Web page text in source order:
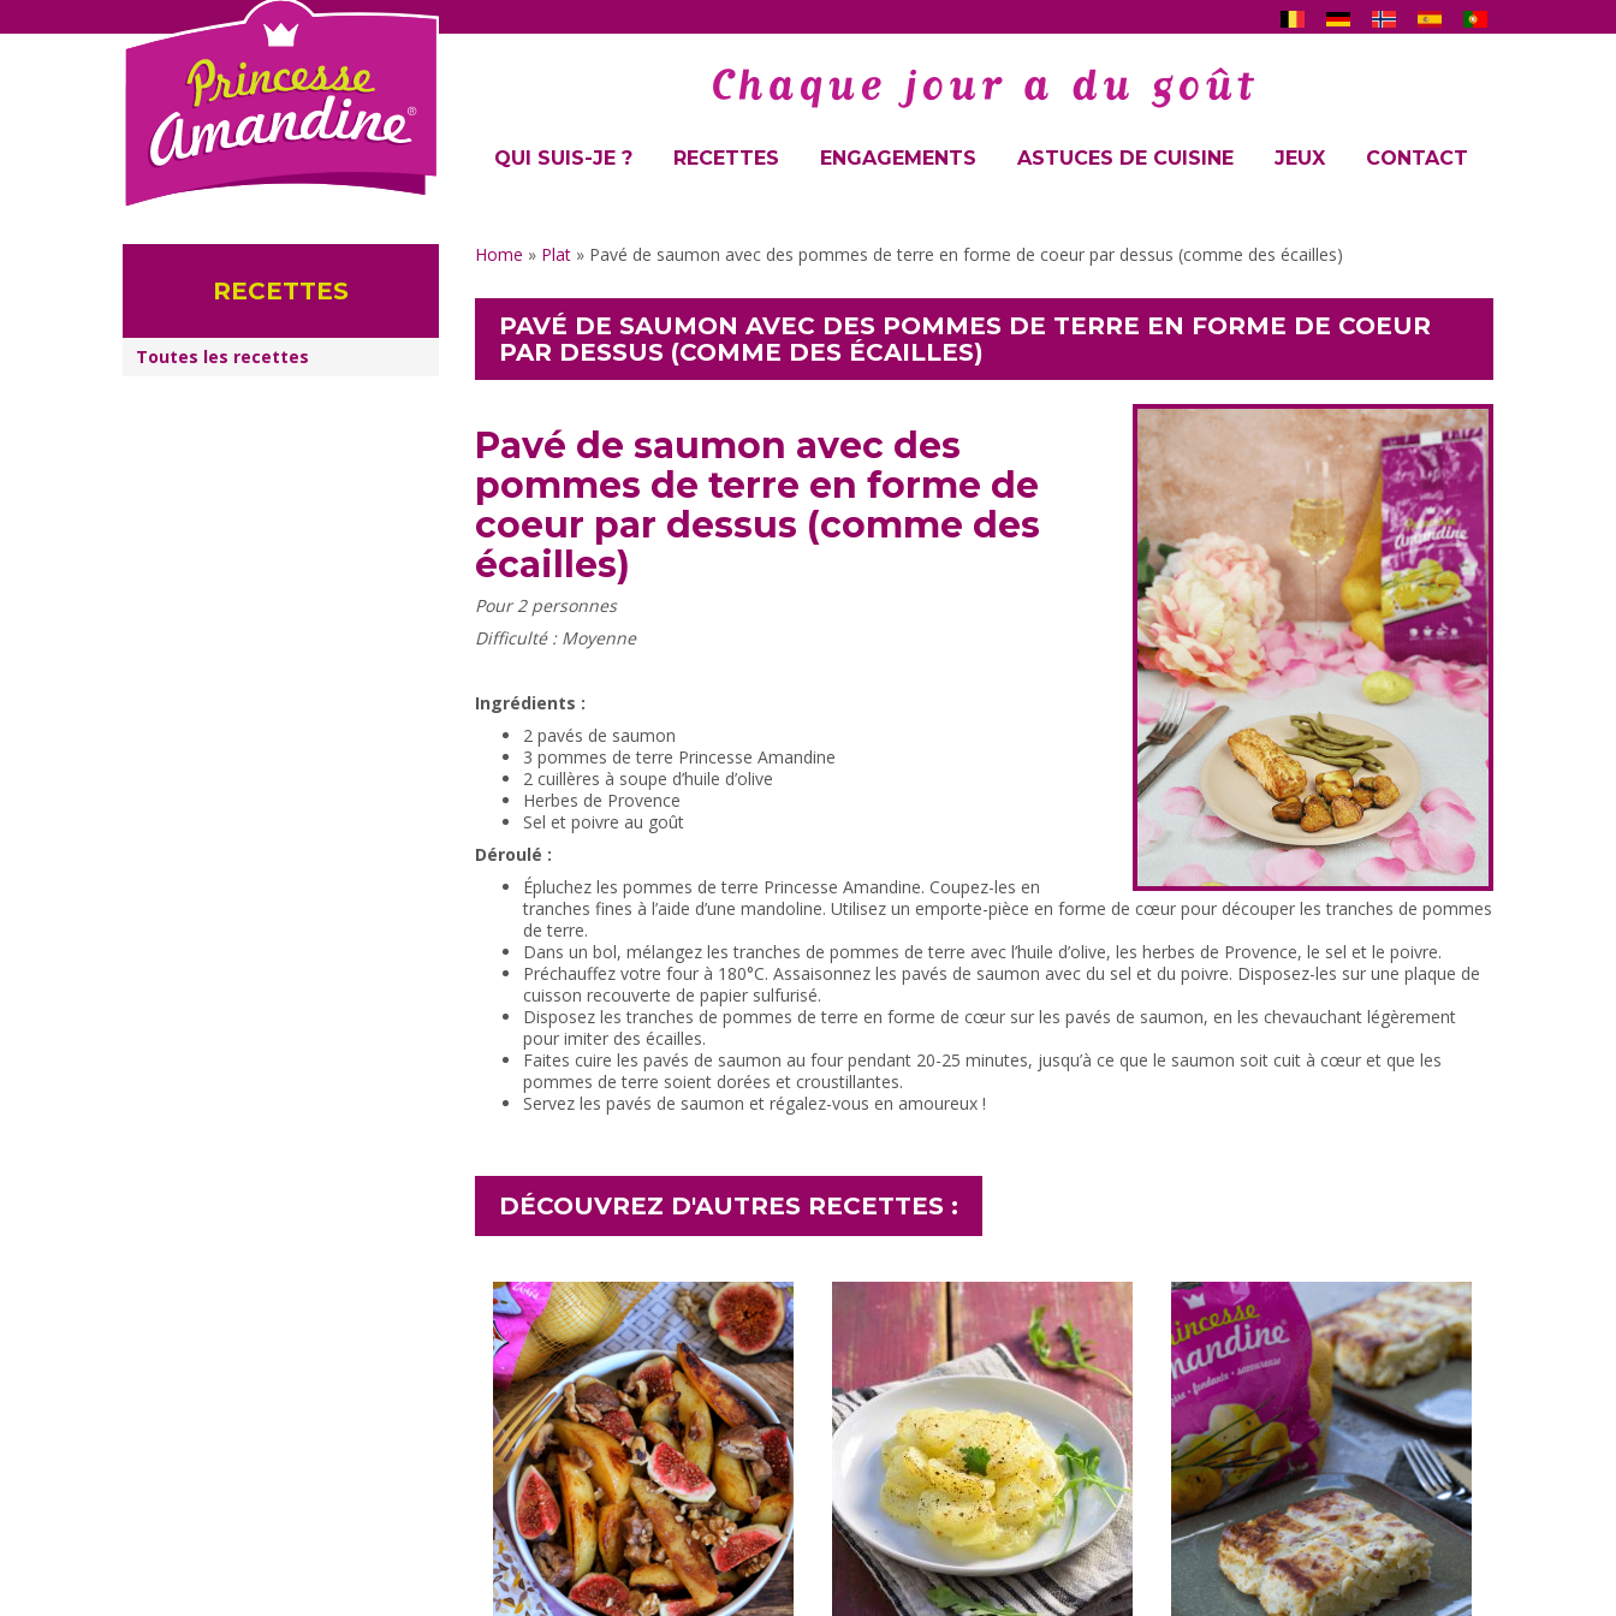
QUI SUIS-JE ? RECETTES ENGAGEMENTS ASTUCES DE CUISINE JEUX CONTACT
Home » Plat» Pavé de saumon avec des pommes de terre en forme de coeur par dessus (comme des écailles)
PAVÉ DE SAUMON AVEC DES POMMES DE TERRE EN FORME DE COEUR
PAR DESSUS (COMME DES ÉCAILLES)
Pavé de saumon avec des
pommes de terre en forme de
coeur par dessus (comme des
écailles)
Pour 2 personnes
Difficulté : Moyenne
Ingrédients :
2 pavés de saumon
3 pommes de terre Princesse Amandine
2 cuillères à soupe d’huile d’olive
Herbes de Provence
Sel et poivre au goût
Déroulé :
Épluchez les pommes de terre Princesse Amandine. Coupez-les en
tranches fines à l’aide d’une mandoline. Utilisez un emporte-pièce en forme de cœur pour découper les tranches de pommes
de terre.
Dans un bol, mélangez les tranches de pommes de terre avec l’huile d’olive, les herbes de Provence, le sel et le poivre.
Préchauffez votre four à 180°C. Assaisonnez les pavés de saumon avec du sel et du poivre. Disposez-les sur une plaque de
cuisson recouverte de papier sulfurisé.
Disposez les tranches de pommes de terre en forme de cœur sur les pavés de saumon, en les chevauchant légèrement
pour imiter des écailles.
Faites cuire les pavés de saumon au four pendant 20-25 minutes, jusqu’à ce que le saumon soit cuit à cœur et que les
pommes de terre soient dorées et croustillantes.
Servez les pavés de saumon et régalez-vous en amoureux !
DÉCOUVREZ D'AUTRES RECETTES :
RECETTES
Toutes les recettes